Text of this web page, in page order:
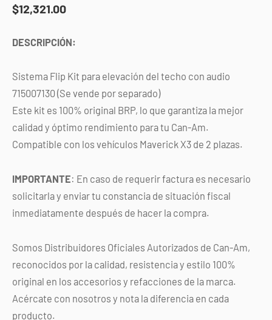
$12,321.00
DESCRIPCIÓN:
Sistema Flip Kit para elevación del techo con audio
715007130 (Se vende por separado)
Este kit es 100% original BRP, lo que garantiza la mejor
calidad y óptimo rendimiento para tu Can-Am.
Compatible con los vehículos Maverick X3 de 2 plazas.
IMPORTANTE: En caso de requerir factura es necesario
solicitarla y enviar tu constancia de situación fiscal
inmediatamente después de hacer la compra.
Somos Distribuidores Oficiales Autorizados de Can-Am,
reconocidos por la calidad, resistencia y estilo 100%
original en los accesorios y refacciones de la marca.
Acércate con nosotros y nota la diferencia en cada
producto.